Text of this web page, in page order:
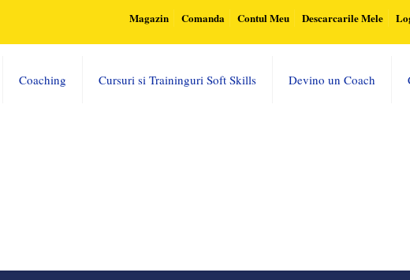
Magazin Comanda Contul Meu Descarcarile Mele
Coaching Cursuri si Traininguri Soft Skills Devino un Coach